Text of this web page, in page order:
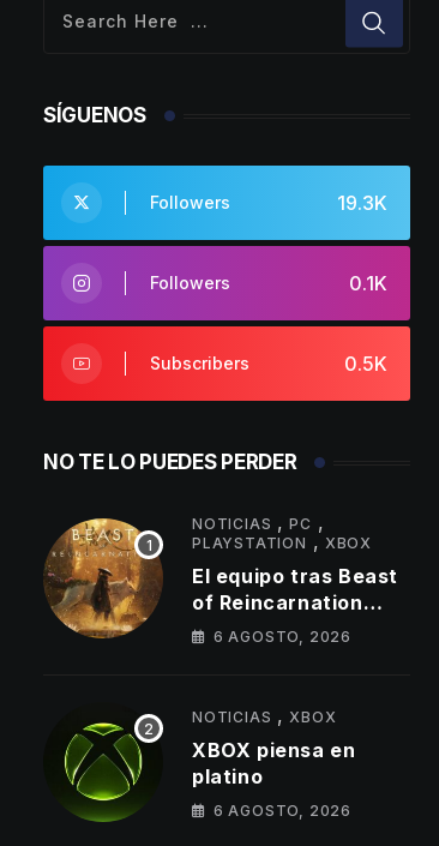
SÍGUENOS
19.3K
Followers
0.1K
Followers
0.5K
Subscribers
NO TE LO PUEDES PERDER
NOTICIAS ,PC ,
PLAYSTATION , XBOX
El equipo tras Beast
of Reincarnation
anuncia mejoras en
que llegarán
6 AGOSTO, 2026
NOTICIAS ,XBOX
XBOX piensa en
platino
6 AGOSTO, 2026